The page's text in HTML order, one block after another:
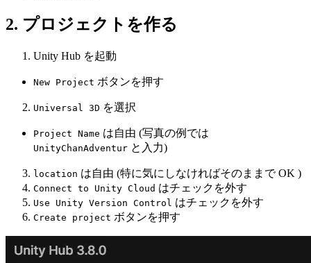
2. プロジェクトを作る
Unity Hub を起動
New Project ボタンを押す
Universal 3D を選択
Project Name は自由 (写真の例では
UnityChanAdventur と入力)
location は自由 (特に気にしなければそのままで OK )
Connect to Unity Cloud はチェックを外す
Use Unity Version Control はチェックを外す
Create project ボタンを押す